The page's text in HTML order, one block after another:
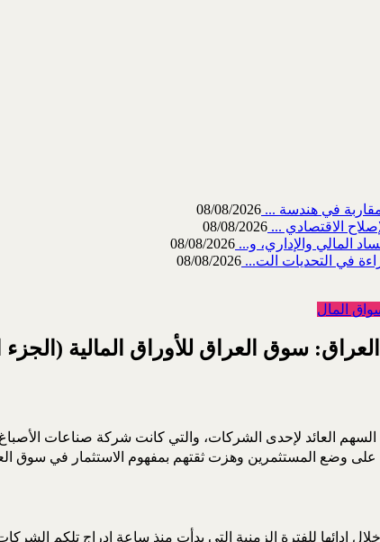
08/08/2026
الاقتصادي ... 08/08/2026
08/08/2026
في التحديات الت... 08/08/2026
المال
سوق العراق للأوراق المالية (الجزء
العائد لإحدى الشركات، والتي كانت شركة صناعات
وضع المستثمرين وهزت ثقتهم بمفهوم الاستثمار في سوق
ادائها للفترة الزمنية التي بدأت منذ ساعة ادراج تلكم